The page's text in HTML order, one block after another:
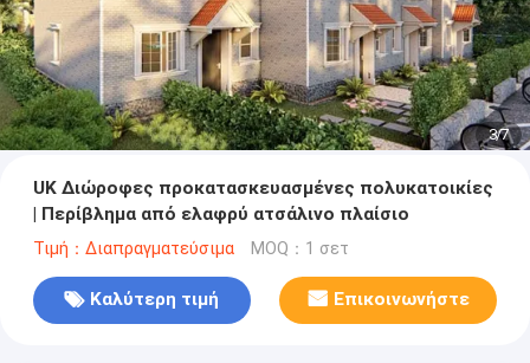
3/7
UK Διώροφες προκατασκευασμένες πολυκατοικίες
| Περίβλημα από ελαφρύ ατσάλινο πλαίσιο
Τιμή：Διαπραγματεύσιμα MOQ：1 σετ
Καλύτερη τιμή Επικοινωνήστε